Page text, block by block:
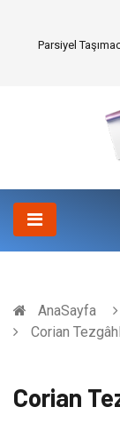
Parsiyel
AnaSayfa
Corian
Corian